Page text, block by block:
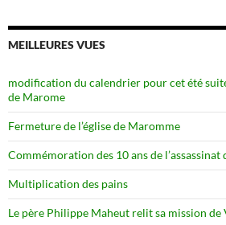
MEILLEURES VUES
modification du calendrier pour cet été
de Marome
Fermeture de l’église de Maromme
Commémoration des 10 ans de l’assassinat
Multiplication des pains
Le père Philippe Maheut relit sa mission de